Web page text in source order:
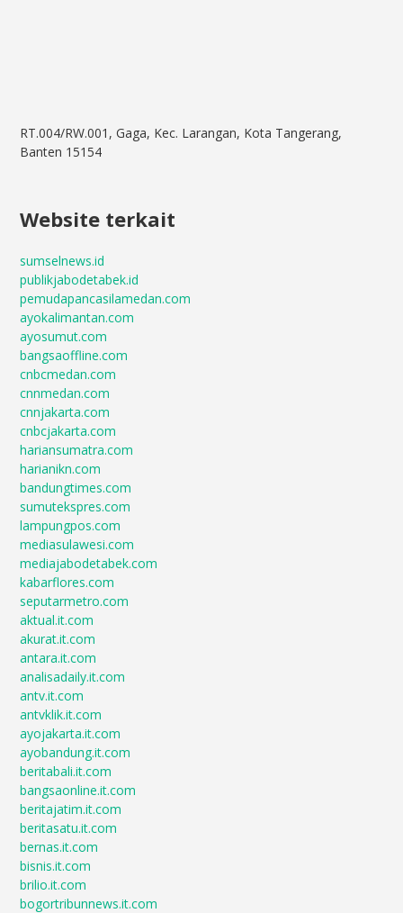
RT.004/RW.001, Gaga, Kec. Larangan, Kota Tangerang,
Banten 15154
Website terkait
sumselnews.id
publikjabodetabek.id
pemudapancasilamedan.com
ayokalimantan.com
ayosumut.com
bangsaoffline.com
cnbcmedan.com
cnnmedan.com
cnnjakarta.com
cnbcjakarta.com
hariansumatra.com
harianikn.com
bandungtimes.com
sumutekspres.com
lampungpos.com
mediasulawesi.com
mediajabodetabek.com
kabarflores.com
seputarmetro.com
aktual.it.com
akurat.it.com
antara.it.com
analisadaily.it.com
antv.it.com
antvklik.it.com
ayojakarta.it.com
ayobandung.it.com
beritabali.it.com
bangsaonline.it.com
beritajatim.it.com
beritasatu.it.com
bernas.it.com
bisnis.it.com
brilio.it.com
bogortribunnews.it.com